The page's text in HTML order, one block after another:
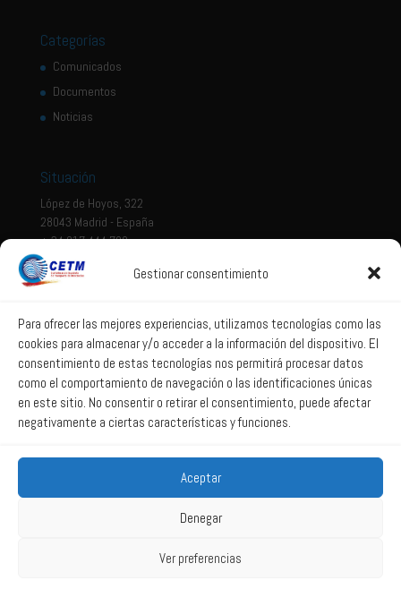
Gestionar consentimiento
Para ofrecer las mejores experiencias, utilizamos tecnologías como las
cookies para almacenar y/o acceder a la información del dispositivo. El
consentimiento de estas tecnologías nos permitirá procesar datos
como el comportamiento de navegación o las identificaciones únicas
en este sitio. No consentir o retirar el consentimiento, puede afectar
negativamente a ciertas características y funciones.
Aceptar
Denegar
Ver preferencias
Categorías
Comunicados
Documentos
Noticias
Situación
López de Hoyos, 322
28043 Madrid - España
+ 34 917 444 700
Aviso legal
Política de privacidad
Política de Sistema Interno de Información
Política de Cookies
Correo web